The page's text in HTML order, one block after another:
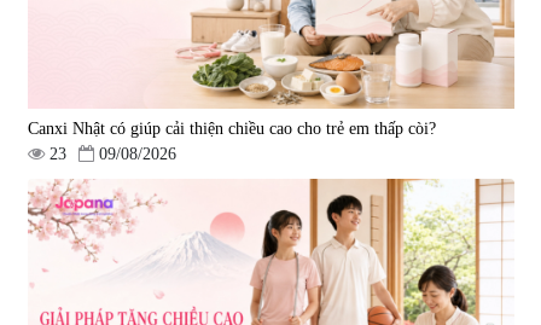
Canxi Nhật có giúp cải thiện chiều cao cho trẻ em thấp còi?
23
09/08/2026